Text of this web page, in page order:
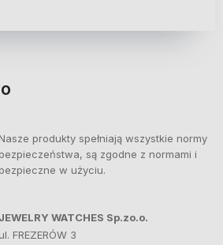
Nasze produkty spełniają wszystkie normy
bezpieczeństwa, są zgodne z normami i
bezpieczne w użyciu.
JEWELRY WATCHES Sp.zo.o.
ul. FREZERÓW 3